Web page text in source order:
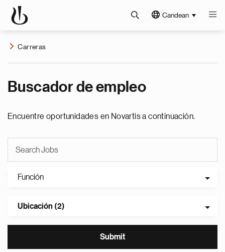
Candean
Carreras
Buscador de empleo
Encuentre oportunidades en Novartis a continuación.
Función
Ubicación (2)